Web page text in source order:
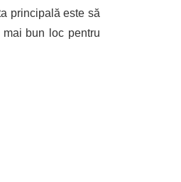
principală este să
bun loc pentru